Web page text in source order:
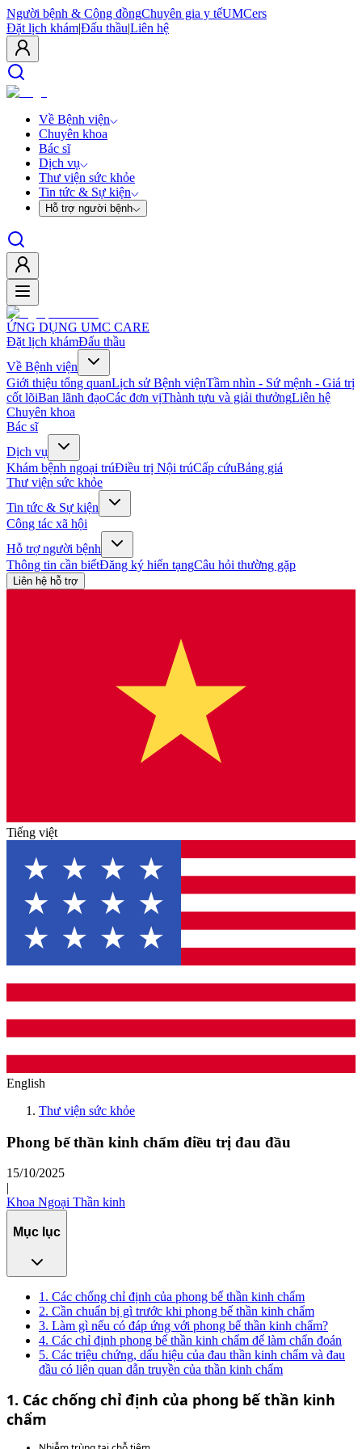
Người bệnh & Cộng đồngChuyên gia y tếUMCers
Đặt lịch khám|Đấu thầu|Liên hệ
Về Bệnh viện
Chuyên khoa
Bác sĩ
Dịch vụ
Thư viện sức khỏe
Tin tức & Sự kiện
Hỗ trợ người bệnh
ỨNG DỤNG UMC CARE
Đặt lịch khámĐấu thầu
Về Bệnh viện
Giới thiệu tổng quanLịch sử Bệnh việnTầm nhìn - Sứ mệnh - Giá trị
cốt lõiBan lãnh đạoCác đơn vịThành tựu và giải thưởngLiên hệ
Chuyên khoa
Bác sĩ
Dịch vụ
Khám bệnh ngoại trúĐiều trị Nội trúCấp cứuBảng giá
Thư viện sức khỏe
Tin tức & Sự kiện
Công tác xã hội
Hỗ trợ người bệnh
Thông tin cần biếtĐăng ký hiến tạngCâu hỏi thường gặp
Liên hệ hỗ trợ
Tiếng việt
English
Thư viện sức khỏe
Phong bế thần kinh chẩm điều trị đau đầu
15/10/2025
|
Khoa Ngoại Thần kinh
Mục lục
1. Các chống chỉ định của phong bế thần kinh chẩm
2. Cần chuẩn bị gì trước khi phong bế thần kinh chẩm
3. Làm gì nếu có đáp ứng với phong bế thần kinh chẩm?
4. Các chỉ định phong bế thần kinh chẩm để làm chẩn đoán
5. Các triệu chứng, dấu hiệu của đau thần kinh chẩm và đau
đầu có liên quan dẫn truyền của thần kinh chẩm
1. Các chống chỉ định của phong bế thần kinh
chẩm